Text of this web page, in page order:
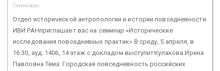
Семинары
Отдел исторической антропологии и истории повседневности
ИВИ РАНприглашает вас на семинар «Исторические
исследования повседневных практик» В среду, 5 апреля, в
16.30, ауд. 1406, 14 этаж с докладом выступитКулакова Ирина
Павловна Тема: Городская повседневность российских